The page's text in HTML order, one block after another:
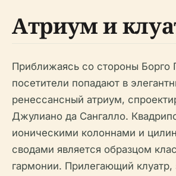
Атриум и
Приближаясь со стороны Борго
посетители попадают в
ренессансный атриум,
Джулиано да Сангалло.
ионическими колоннами и
сводами является образцом
гармонии. Прилегающий